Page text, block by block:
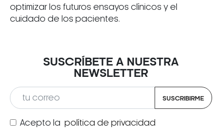
optimizar los futuros ensayos clínicos y el
cuidado de los pacientes.
SUSCRÍBETE A NUESTRA
NEWSLETTER
SUSCRIBIRME
Acepto la política de privacidad